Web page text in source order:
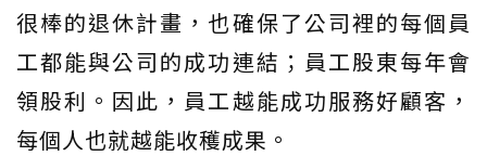
很棒的退休計畫，也確保了公司裡的每個員
工都能與公司的成功連結；員工股東每年會
領股利。因此，員工越能成功服務好顧客，
每個人也就越能收穫成果。